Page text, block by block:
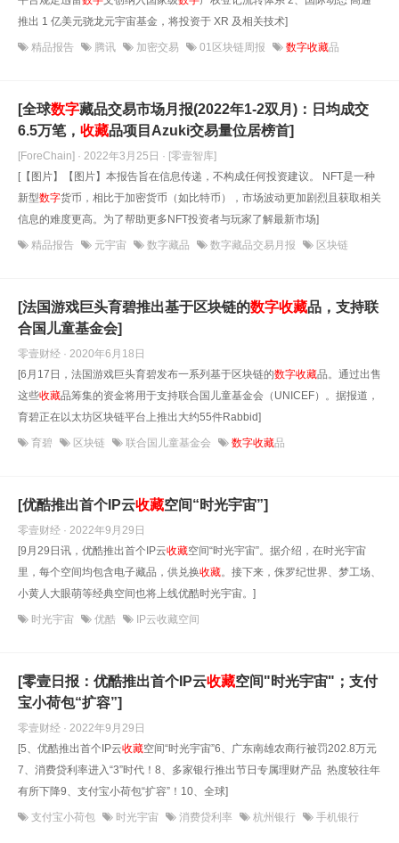
推出 1 亿美元骁龙元宇宙基金，将投资于 XR 及相关技术]
精品报告 腾讯 加密交易 01区块链周报 数字收藏品
[全球数字藏品交易市场月报(2022年1-2双月)：日均成交
6.5万笔， 收藏品项目Azuki交易量位居榜首]
[ForeChain] · 2022年3月25日 · [零壹智库]
[【图片】【图片】本报告旨在信息传递，不构成任何投资建议。 NFT是一种
新型数字货币，相比于加密货币（如比特币），市场波动更加剧烈且获取相关
信息的难度更高。为了帮助更多NFT投资者与玩家了解最新市场]
精品报告 元宇宙 数字藏品 数字藏品交易月报 区块链
[法国游戏巨头育碧推出基于区块链的数字收藏品，支持联
合国儿童基金会]
零壹财经 · 2020年6月18日
[6月17日，法国游戏巨头育碧发布一系列基于区块链的数字收藏品。通过出售
这些收藏品筹集的资金将用于支持联合国儿童基金会（UNICEF）。据报道，
育碧正在以太坊区块链平台上推出大约55件Rabbid]
育碧 区块链 联合国儿童基金会 数字收藏品
[优酷推出首个IP云收藏空间“时光宇宙”]
零壹财经 · 2022年9月29日
[9月29日讯，优酷推出首个IP云收藏空间“时光宇宙”。据介绍，在时光宇宙
里，每个空间均包含电子藏品，供兑换收藏。接下来，侏罗纪世界、梦工场、
小黄人大眼萌等经典空间也将上线优酷时光宇宙。]
时光宇宙 优酷 IP云收藏空间
[零壹日报：优酷推出首个IP云收藏空间"时光宇宙"；支付
宝小荷包“扩容”]
零壹财经 · 2022年9月29日
[5、优酷推出首个IP云收藏空间“时光宇宙”6、广东南雄农商行被罚202.8万元
7、消费贷利率进入“3”时代！8、多家银行推出节日专属理财产品 热度较往年
有所下降9、支付宝小荷包“扩容”！10、全球]
支付宝小荷包 时光宇宙 消费贷利率 杭州银行 手机银行